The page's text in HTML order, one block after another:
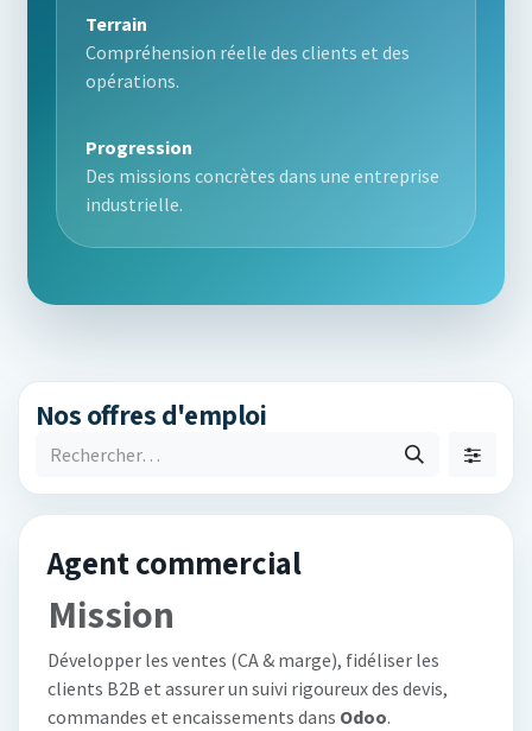
Terrain
Compréhension réelle des clients et des
opérations.
Progression
Des missions concrètes dans une entreprise
industrielle.
Nos offres d'emploi
Agent commercial
Mission
Développer les ventes (CA & marge), fidéliser les
clients B2B et assurer un suivi rigoureux des devis,
commandes et encaissements dans Odoo.